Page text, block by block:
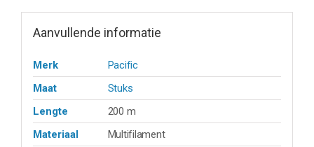
Aanvullende informatie
Merk
Pacific
Maat
Stuks
Lengte
200 m
Materiaal
Multifilament